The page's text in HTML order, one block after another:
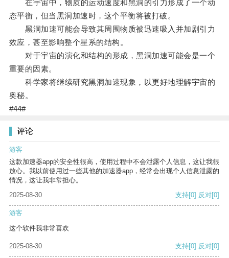
在宇宙中，物质的运动速度和黑洞的引力形成了一个动
态平衡，但当黑洞加速时，这个平衡将被打破。
黑洞加速可能会导致其周围物质被迅速吸入并加剧引力
效应，甚至影响整个星系的结构。
对于宇宙的演化和结构的形成，黑洞加速可能会是一个
重要的因素。
科学家将继续研究黑洞加速现象，以更好地理解宇宙的
奥秘。
#44#
评论
游客
这款加速器app的安全性很高，使用过程中不会泄露个人信息，这让我很
放心。我以前使用过一些其他的加速器app，经常会出现个人信息泄露的
情况，这让我非常担心。
2025-08-30
支持[0] 反对[0]
游客
这个软件我非常喜欢
2025-08-30 支持[0] 反对[0]